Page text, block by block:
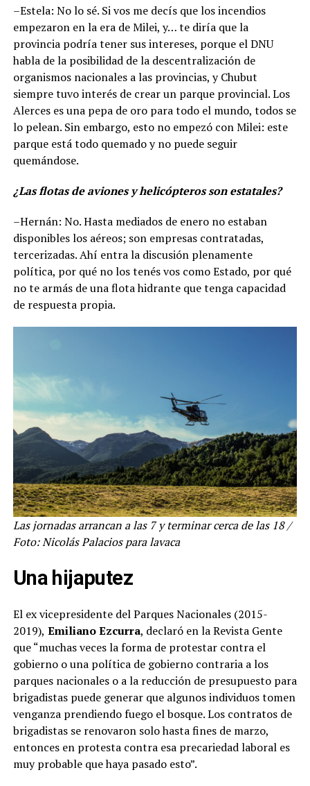
–Estela: No lo sé. Si vos me decís que los incendios
empezaron en la era de Milei, y… te diría que la
provincia podría tener sus intereses, porque el DNU
habla de la posibilidad de la descentralización de
organismos nacionales a las provincias, y Chubut
siempre tuvo interés de crear un parque provincial. Los
Alerces es una pepa de oro para todo el mundo, todos se
lo pelean. Sin embargo, esto no empezó con Milei: este
parque está todo quemado y no puede seguir
quemándose.
¿Las flotas de aviones y helicópteros son estatales?
–Hernán: No. Hasta mediados de enero no estaban
disponibles los aéreos; son empresas contratadas,
tercerizadas. Ahí entra la discusión plenamente
política, por qué no los tenés vos como Estado, por qué
no te armás de una flota hidrante que tenga capacidad
de respuesta propia.
Las jornadas arrancan a las 7 y terminar cerca de las 18 /
Foto: Nicolás Palacios para lavaca
Una hijaputez
El ex vicepresidente del Parques Nacionales (2015-
2019), Emiliano Ezcurra, declaró en la Revista Gente
que “muchas veces la forma de protestar contra el
gobierno o una política de gobierno contraria a los
parques nacionales o a la reducción de presupuesto para
brigadistas puede generar que algunos individuos tomen
venganza prendiendo fuego el bosque. Los contratos de
brigadistas se renovaron solo hasta fines de marzo,
entonces en protesta contra esa precariedad laboral es
muy probable que haya pasado esto”.